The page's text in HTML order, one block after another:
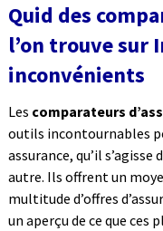
Quid des
l’on trouve sur
inconvénients
Les comparateurs
outils incontournables
assurance, qu’il
autre. Ils offrent un
multitude d’offres
un aperçu de ce que